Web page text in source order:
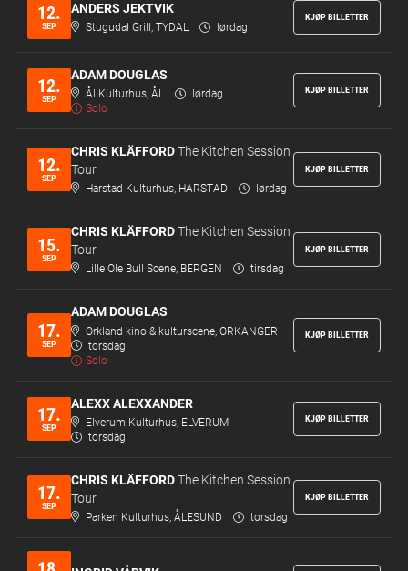
12.
SEP
ANDERS JEKTVIK
Stugudal Grill, TYDAL lørdag
KJØP BILLETTER
12.
SEP
ADAM DOUGLAS
Ål Kulturhus, ÅL
lørdag
Solo
KJØP BILLETTER
12.
SEP
CHRIS KLÄFFORDThe Kitchen Session
Tour
Harstad Kulturhus, HARSTAD lørdag
KJØP BILLETTER
15.
SEP
CHRIS KLÄFFORDThe Kitchen Session
Tour
Lille Ole Bull Scene, BERGEN tirsdag
KJØP BILLETTER
17.
SEP
ADAM DOUGLAS
Orkland kino & kulturscene, ORKANGER
torsdag
Solo
KJØP BILLETTER
17.
SEP
ALEXX ALEXXANDER
Elverum Kulturhus, ELVERUM
torsdag
KJØP BILLETTER
17.
SEP
CHRIS KLÄFFORDThe Kitchen Session
Tour
Parken Kulturhus, ÅLESUND torsdag
KJØP BILLETTER